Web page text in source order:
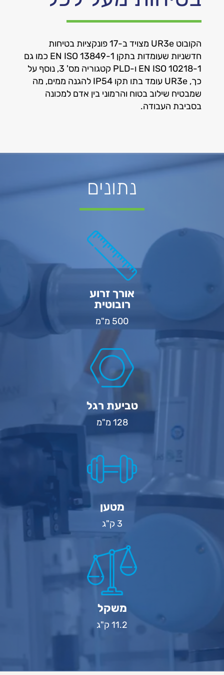
הקובוט UR3e מצויד ב-17 פונקציות בטיחות
חדשניות שעומדות בתקן
EN ISO 13849-1 כמו גם
EN ISO 10218-1 ו-PLD קטגוריה מס' 3, נוסף על
כך, UR3e עומד בתו תקו IP54 להגנה ממים,
מה
שמבטיח שילוב בטוח והרמוני בין אדם למכונה
בסביבת העבודה.
נתונים
אורך זרוע
רובוטית
500 מ"מ
טביעת רגל
128 מ"מ
מטען
3 ק"ג
משקל
11.2 ק"ג